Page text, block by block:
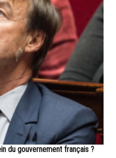
du gouvernement français ?